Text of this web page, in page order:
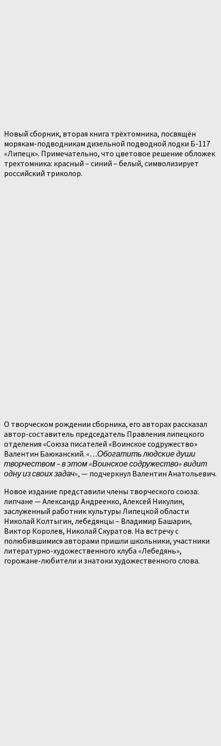
Новый сборник, вторая книга трёхтомника, посвящён
морякам-подводникам дизельной подводной лодки Б-117
«Липецк». Примечательно, что цветовое решение обложек
трехтомника: красный – синий – белый, символизирует
российский триколор.
О творческом рождении сборника, его авторах рассказал
автор-составитель председатель Правления липецкого
отделения «Союза писателей «Воинское содружество»
Валентин Баюканский. «…Обогатить людские души
творчеством – в этом «Воинское содружество» видит
одну из своих задач», — подчеркнул Валентин Анатольевич.
Новое издание представили члены творческого союза:
липчане — Александр Андреенко, Алексей Никулин,
заслуженный работник культуры Липецкой области
Николай Колтыгин, лебедянцы – Владимир Башарин,
Виктор Королев, Николай Скуратов. На встречу с
полюбившимися авторами пришли школьники, участники
литературно-художественного клуба «Лебедянь»,
горожане-любители и знатоки художественного слова.